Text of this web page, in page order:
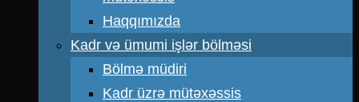
Haqqımızda
Kadr və ümumi işlər bölməsi
Bölmə müdiri
Kadr üzrə mütəxəssis